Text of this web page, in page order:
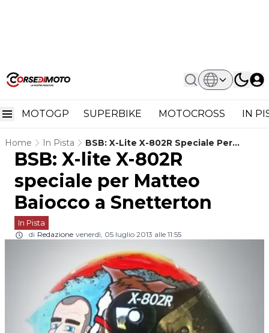
MOTOGP SUPERBIKE MOTOCROSS IN
Home In Pista
BSB: X-Lite X-802R Speciale Per
Matteo Baiocco A Snetterton
BSB: X-lite X-802R
speciale per Matteo
Baiocco a Snetterton
In Pista
di Redazione venerdì, 05 luglio 2013 alle 11:55